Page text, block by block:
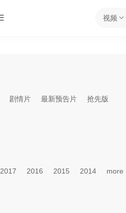
视频
剧情片 最新预告片 抢先版
2017 2016 2015 2014 more